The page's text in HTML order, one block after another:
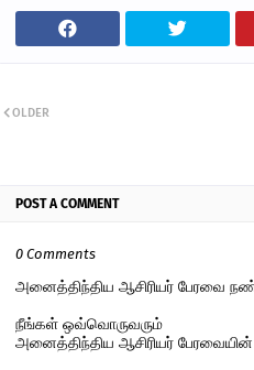
OLDER
POST A COMMENT
0 Comments
அனைத்திந்திய ஆசிரியர் பேரவை
நீங்கள் ஒவ்வொருவரும்
அனைத்திந்திய ஆசிரியர்